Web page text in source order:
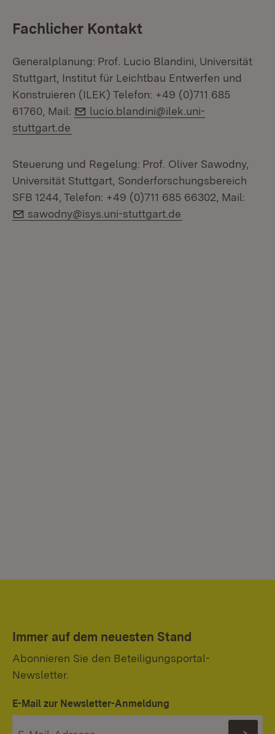
Fachlicher Kontakt
Generalplanung: Prof. Lucio Blandini, Universität
Stuttgart, Institut für Leichtbau Entwerfen und
Konstruieren (ILEK) Telefon: +49 (0)711 685
61760, Mail:
E-Mail:
lucio.blandini@ilek.uni-
stuttgart.de
Steuerung und Regelung: Prof. Oliver Sawodny,
Universität Stuttgart, Sonderforschungsbereich
SFB 1244, Telefon: +49 (0)711 685 66302, Mail:
E-Mail:
sawodny@isys.uni-stuttgart.de
Immer auf dem neuesten Stand
Abonnieren Sie den Beteiligungsportal-
Newsletter.
E-Mail zur Newsletter-Anmeldung